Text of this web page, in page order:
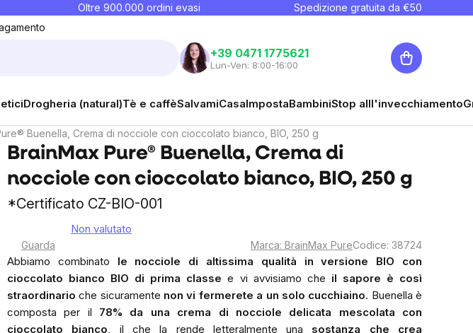
Oltre 900.000 ordini evasi Spedizione gratuita da €50
+39 0471 1775621
Lun-Ven: 8:00-16:00
Carrello
Drogheria (natural)Tè e caffèSalvamiCasaImpostaBambiniStop alll'invecchiamento
Buenella, Crema di nocciole con cioccolato bianco, BIO, 250 g
BrainMax Pure® Buenella, Crema di
nocciole con cioccolato bianco, BIO, 250 g
*Certificato CZ-BIO-001
average
Non valutato
Guarda Marca: BrainMax PureCodice: 38724
Abbiamo combinato le nocciole di altissima qualità in versione BIO con
cioccolato bianco BIO di prima classe e vi avvisiamo che il sapore è così
straordinario che sicuramente non vi fermerete a un solo cucchiaino. Buenella è
composta per il 78% da una crema di nocciole delicata mescolata con
cioccolato bianco, il che la rende letteralmente una sostanza che crea